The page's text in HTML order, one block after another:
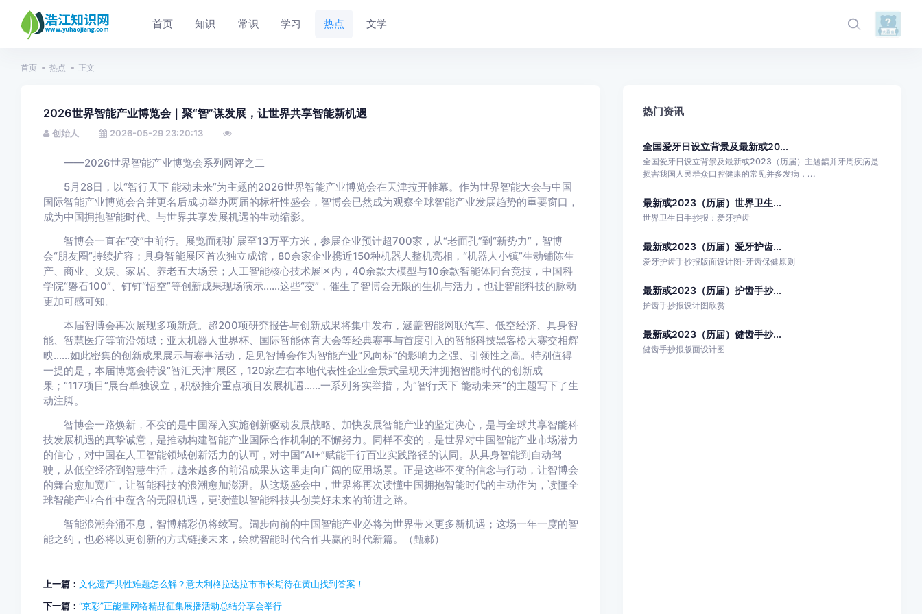
首页 知识 常识 学习 热点 文学
首页 热点 正文
2026世界智能产业博览会｜聚“智”谋发展，让世界共享智能新机遇
创始人 2026-05-29 23:20:13
——2026世界智能产业博览会系列网评之二
5月28日，以“智行天下 能动未来”为主题的2026世界智能产业博览会在天津拉开帷幕。作为世界智能大会与中国
国际智能产业博览会合并更名后成功举办两届的标杆性盛会，智博会已然成为观察全球智能产业发展趋势的重要窗口，
成为中国拥抱智能时代、与世界共享发展机遇的生动缩影。
智博会一直在“变”中前行。展览面积扩展至13万平方米，参展企业预计超700家，从“老面孔”到“新势力”，智博
会“朋友圈”持续扩容；具身智能展区首次独立成馆，80余家企业携近150种机器人整机亮相，“机器人小镇”生动铺陈生
产、商业、文娱、家居、养老五大场景；人工智能核心技术展区内，40余款大模型与10余款智能体同台竞技，中国科
学院“磐石100”、钉钉“悟空”等创新成果现场演示……这些“变”，催生了智博会无限的生机与活力，也让智能科技的脉动
更加可感可知。
本届智博会再次展现多项新意。超200项研究报告与创新成果将集中发布，涵盖智能网联汽车、低空经济、具身智
能、智慧医疗等前沿领域；亚太机器人世界杯、国际智能体育大会等经典赛事与首度引入的智能科技黑客松大赛交相辉
映……如此密集的创新成果展示与赛事活动，足见智博会作为智能产业“风向标”的影响力之强、引领性之高。特别值得
一提的是，本届博览会特设“智汇天津”展区，120家左右本地代表性企业全景式呈现天津拥抱智能时代的创新成
果；“117项目”展台单独设立，积极推介重点项目发展机遇……一系列务实举措，为“智行天下 能动未来”的主题写下了生
动注脚。
智博会一路焕新，不变的是中国深入实施创新驱动发展战略、加快发展智能产业的坚定决心，是与全球共享智能科
技发展机遇的真挚诚意，是推动构建智能产业国际合作机制的不懈努力。同样不变的，是世界对中国智能产业市场潜力
的信心，对中国在人工智能领域创新活力的认可，对中国“AI+”赋能千行百业实践路径的认同。从具身智能到自动驾
驶，从低空经济到智慧生活，越来越多的前沿成果从这里走向广阔的应用场景。正是这些不变的信念与行动，让智博会
的舞台愈加宽广，让智能科技的浪潮愈加澎湃。从这场盛会中，世界将再次读懂中国拥抱智能时代的主动作为，读懂全
球智能产业合作中蕴含的无限机遇，更读懂以智能科技共创美好未来的前进之路。
智能浪潮奔涌不息，智博精彩仍将续写。阔步向前的中国智能产业必将为世界带来更多新机遇；这场一年一度的智
能之约，也必将以更创新的方式链接未来，绘就智能时代合作共赢的时代新篇。（甄郝）
上一篇： 文化遗产共性难题怎么解？意大利格拉达拉市市长期待在黄山找到答案！
下一篇： “京彩”正能量网络精品征集展播活动总结分享会举行
热门资讯
全国爱牙日设立背景及最新或20...
全国爱牙日设立背景及最新或2023（历届）主题龋并牙周疾病是
损害我国人民群众口腔健康的常见并多发病，...
最新或2023（历届）世界卫生...
世界卫生日手抄报：爱牙护齿
最新或2023（历届）爱牙护齿...
爱牙护齿手抄报版面设计图-牙齿保健原则
最新或2023（历届）护齿手抄...
护齿手抄报设计图欣赏
最新或2023（历届）健齿手抄...
健齿手抄报版面设计图